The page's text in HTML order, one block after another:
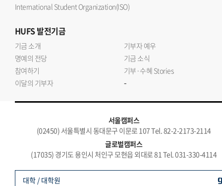
International Student Organization(ISO)
HUFS발전기금
기금 소개
기부자 예우
명예의 전당
기금 소식
참여하기
기부·수혜 Stories
이달의 기부자
-
서울캠퍼스
(02450) 서울특별시 동대문구 이문로 107 Tel. 82-2-2173-2114
글로벌캠퍼스
(17035) 경기도 용인시 처인구 모현읍 외대로 81 Tel. 031-330-4114
대학 / 대학원